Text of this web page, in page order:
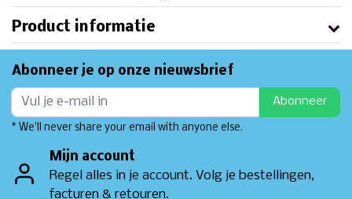
Product informatie
Abonneer je op onze nieuwsbrief
Abonneer
* We'll never share your email with anyone else.
Mijn account
Regel alles in je account. Volg je bestellingen,
facturen & retouren.